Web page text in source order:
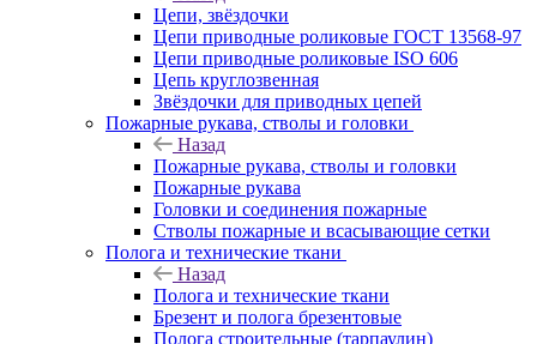
Цепи, звёздочки
Цепи приводные роликовые ГОСТ 13568-97
Цепи приводные роликовые ISO 606
Цепь круглозвенная
Звёздочки для приводных цепей
Пожарные рукава, стволы и головки
Назад
Пожарные рукава, стволы и головки
Пожарные рукава
Головки и соединения пожарные
Стволы пожарные и всасывающие сетки
Полога и технические ткани
Назад
Полога и технические ткани
Брезент и полога брезентовые
Полога строительные (тарпаулин)